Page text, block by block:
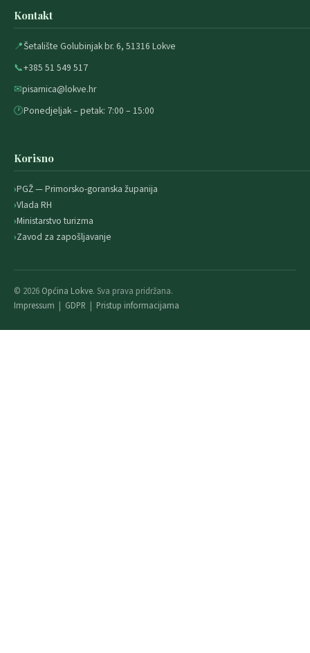
Kontakt
📍Šetalište Golubinjak br. 6, 51316 Lokve
📞+385 51 549 517
✉pisarnica@lokve.hr
🕐Ponedjeljak – petak: 7:00 – 15:00
Korisno
PGŽ — Primorsko-goranska županija
Vlada RH
Ministarstvo turizma
Zavod za zapošljavanje
© 2026 Općina Lokve. Sva prava pridržana.
Impressum | GDPR | Pristup informacijama